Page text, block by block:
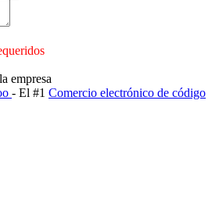
empresa
- El #1 Comercio electrónico de código